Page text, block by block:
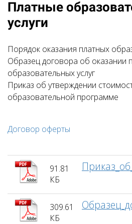
Платные
услуги
Порядок оказания платных
Образец договора об оказании
образовательных услуг
Приказ об утверждении
образовательной программе
Договор оферты
91.81
КБ
309.61
КБ